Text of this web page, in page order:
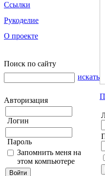
Ссылки
Рукоделие
О проекте
Поиск по сайту
искать
Авторизация
Логин
Пароль
Запомнить меня на
этом компьютере